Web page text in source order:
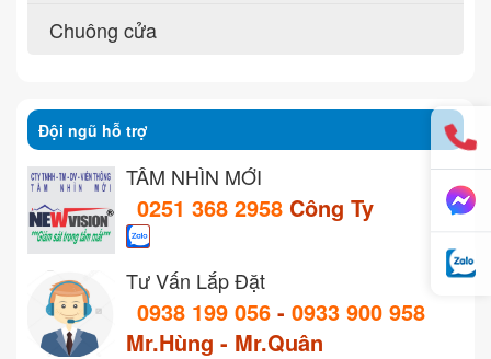
Chuông cửa
Đội ngũ hỗ trợ
TẦM NHÌN MỚI
0251 368 2958 Công Ty
Tư Vấn Lắp Đặt
0938 199 056 - 0933 900 958
Mr.Hùng - Mr.Quân